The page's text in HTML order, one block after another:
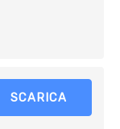
SCARICA